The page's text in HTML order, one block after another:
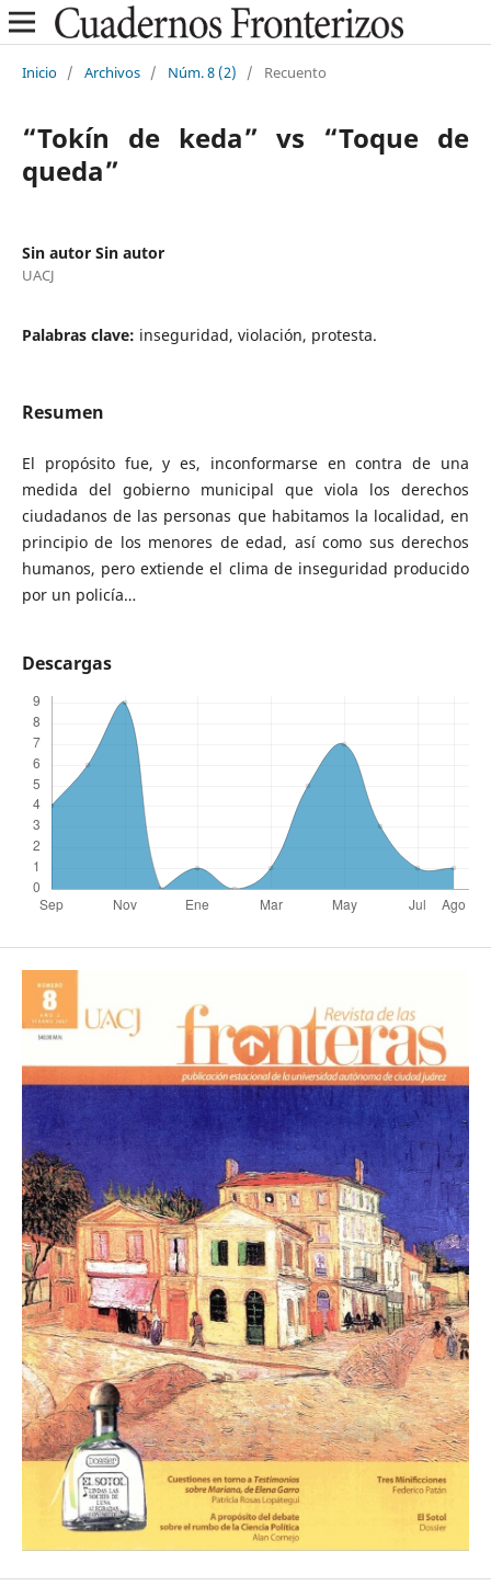
Inicio / Archivos / Núm. 8 (2) / Recuento
“Tokín de keda” vs “Toque de
queda”
Sin autor Sin autor
UACJ
Palabras clave: inseguridad, violación, protesta.
Resumen
El propósito fue, y es, inconformarse en contra de una
medida del gobierno municipal que viola los derechos
ciudadanos de las personas que habitamos la localidad, en
principio de los menores de edad, así como sus derechos
humanos, pero extiende el clima de inseguridad producido
por un policía…
Descargas